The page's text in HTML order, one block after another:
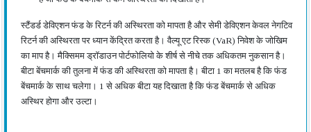
स्टैंडर्ड डेविएशन फंड के रिटर्न की अस्थिरता को मापता है और सेमी डेविएशन केवल नेगटिव
रिटर्न की अस्थिरता पर ध्यान केंद्रित करता है। वैल्यू एट रिस्क (VaR) निवेश के जोखिम
का माप है। मैक्सिमम ड्रॉडाउन पोर्टफोलियो के शीर्ष से नीचे तक अधिकतम नुकसान है।
बीटा बेंचमार्क की तुलना में फंड की अस्थिरता को मापता है। बीटा 1 का मतलब है कि फंड
बेंचमार्क के साथ चलेगा। 1 से अधिक बीटा यह दिखाता है कि फंड बेंचमार्क से अधिक
अस्थिर होगा और उल्टा।